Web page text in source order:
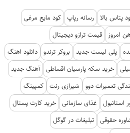
پتاس بالا رسانه رپاپ کود مایع مرغی
امروز
قیمت ترازو دیجیتال
پلی لیست جدید بروکر ترندو دانلود اهنگ
خرید سکه پارسیان اقساطی آهنگ جدید
تعمیرات دوو شیرازی رنت کمپینگ
استانبول غذای سازمانی خرید کارت پستال
حقوقی تبلیغات در گوگل